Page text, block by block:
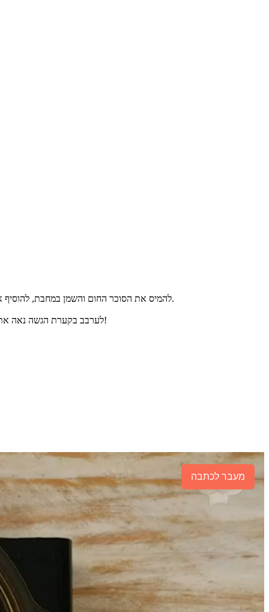
להמיס את הסוכר החום והשמן במחבת, להוסיף את הפקאנים, לערבב באופן מתמשך עד שהם עטופים בקרמל ולהניח בצד לצינון (לאחר מכן ניתן גם לשבור לחתיכות קטנות יותר אם מעדיפים).
לערבב בקערת הגשה נאה את הכרוב ביחד עם הרוטב והפקאנים המקורמלים, לעטר בשומשום שחור קלוי ומעט שמן שומשום ולהגיש מיד. מתקבל סלט כרוב אסיאתי משגע!
מעבר לכתבה